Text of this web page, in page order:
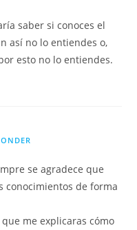
saber si conoces el
así no lo entiendes o,
esto no lo entiendes.
se agradece que
conocimientos de forma
me explicaras cómo